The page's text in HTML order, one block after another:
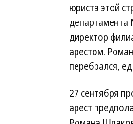
юриста этой
департамента
директор
арестом.
перебрался,
27 сентября
арест